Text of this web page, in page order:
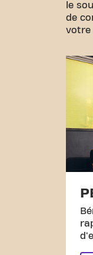
le
de
votre